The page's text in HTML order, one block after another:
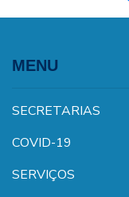
MENU
SECRETARIAS
COVID-19
SERVIÇOS